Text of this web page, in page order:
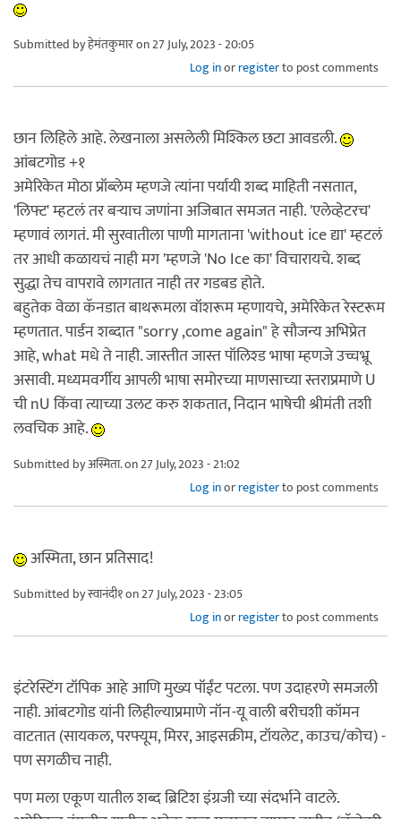
Submitted byहेमंतकुमारon 27 July, 2023 - 20:05
Log inorregisterto post comments
छान लिहिले आहे. लेखनाला असलेली मिश्किल छटा आवडली.
आंबटगोड +१
अमेरिकेत मोठा प्रॉब्लेम म्हणजे त्यांना पर्यायी शब्द माहिती नसतात,
'लिफ्ट' म्हटलं तर बऱ्याच जणांना अजिबात समजत नाही. 'एलेव्हेटरच'
म्हणावं लागतं. मी सुरवातीला पाणी मागताना 'without ice द्या' म्हटलं
तर आधी कळायचं नाही मग 'म्हणजे 'No Ice का' विचारायचे. शब्द
सुद्धा तेच वापरावे लागतात नाही तर गडबड होते.
बहुतेक वेळा कॅनडात बाथरूमला वॉशरूम म्हणायचे, अमेरिकेत रेस्टरूम
म्हणतात. पार्डन शब्दात "sorry ,come again" हे सौजन्य अभिप्रेत
आहे, what मधे ते नाही. जास्तीत जास्त पॉलिश्ड भाषा म्हणजे उच्चभ्रू
असावी. मध्यमवर्गीय आपली भाषा समोरच्या माणसाच्या स्तराप्रमाणे U
ची nU किंवा त्याच्या उलट करु शकतात, निदान भाषेची श्रीमंती तशी
लवचिक आहे.
Submitted byअस्मिता.on 27 July, 2023 - 21:02
Log inorregisterto post comments
अस्मिता, छान प्रतिसाद!
Submitted byस्वानंदी१on 27 July, 2023 - 23:05
Log inorregisterto post comments
इंटरेस्टिंग टॉपिक आहे आणि मुख्य पॉईंट पटला. पण उदाहरणे समजली
नाही. आंबटगोड यांनी लिहील्याप्रमाणे नॉन-यू वाली बरीचशी कॉमन
वाटतात (सायकल, परफ्यूम, मिरर, आइसक्रीम, टॉयलेट, काउच/कोच) -
पण सगळीच नाही.
पण मला एकूण यातील शब्द ब्रिटिश इंग्रजी च्या संदर्भाने वाटले.